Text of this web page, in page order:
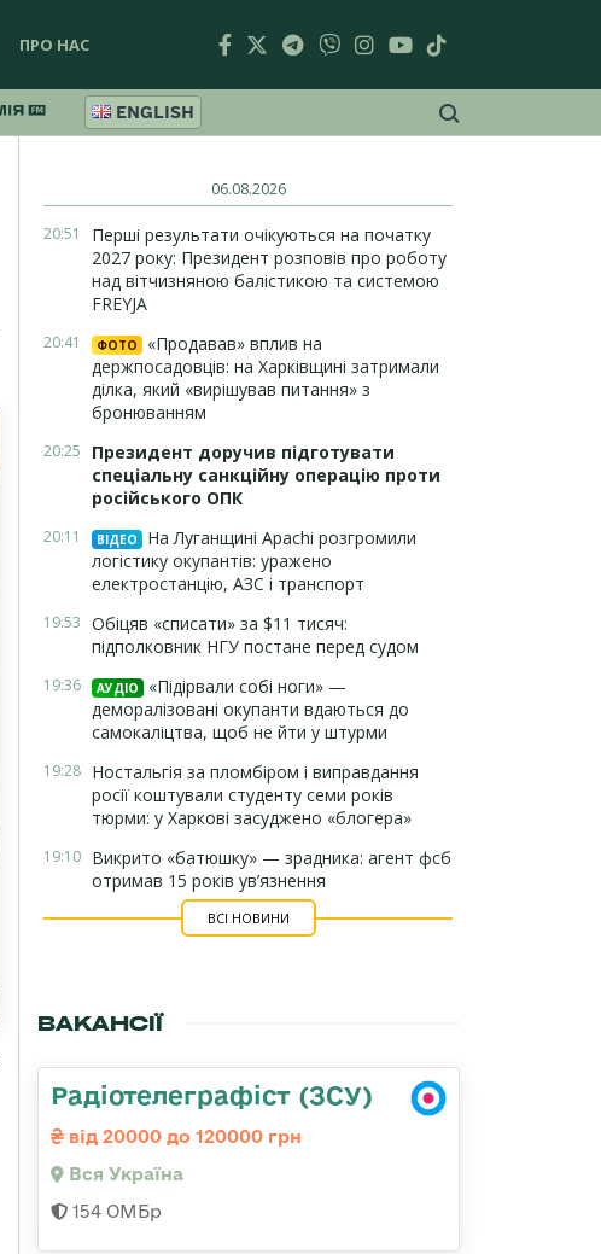
ПРО НАС
ENGLISH
06.08.2026
20:51
Перші результати очікуються на початку
2027 року: Президент розповів про роботу
над вітчизняною балістикою та системою
FREYJA
20:41 ФОТО
«Продавав» вплив на
держпосадовців: на Харківщині затримали
ділка, який «вирішував питання» з
бронюванням
20:25
Президент доручив підготувати
спеціальну санкційну операцію проти
російського ОПК
20:11 ВІДЕО
На Луганщині Apachi розгромили
логістику окупантів: уражено
електростанцію, АЗС і транспорт
19:53 Обіцяв «списати» за $11 тисяч:
підполковник НГУ постане перед судом
19:36 АУДІО
«Підірвали собі ноги» —
деморалізовані окупанти вдаються до
самокаліцтва, щоб не йти у штурми
19:28 Ностальгія за пломбіром і виправдання
росії коштували студенту семи років
тюрми: у Харкові засуджено «блогера»
19:10 Викрито «батюшку» — зрадника: агент фсб
отримав 15 років ув’язнення
ВСІ НОВИНИ
ВАКАНСІЇ
Радіотелеграфіст (ЗСУ)
від 20000 до 120000 грн
Вся Україна
154 ОМБр